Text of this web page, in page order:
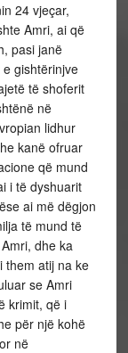
24 vjeçar,
Amri, ai që
pasi janë
gishtërinjve
të shoferit
në
lidhur
kanë ofruar
që mund
i të dyshuarit
ai më dëgjon
të mund të
dhe ka
them atij na ke
se Amri
krimit, që i
për një kohë
në